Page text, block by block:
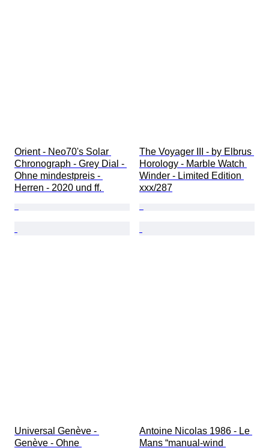
Orient - Neo70's Solar
Chronograph - Grey Dial -
Ohne mindestpreis -
Herren - 2020 und ff.
The Voyager III - by Elbrus
Horology - Marble Watch
Winder - Limited Edition
xxx/287
Universal Genève -
Genève - Ohne
Antoine Nicolas 1986 - Le
Mans “manual-wind